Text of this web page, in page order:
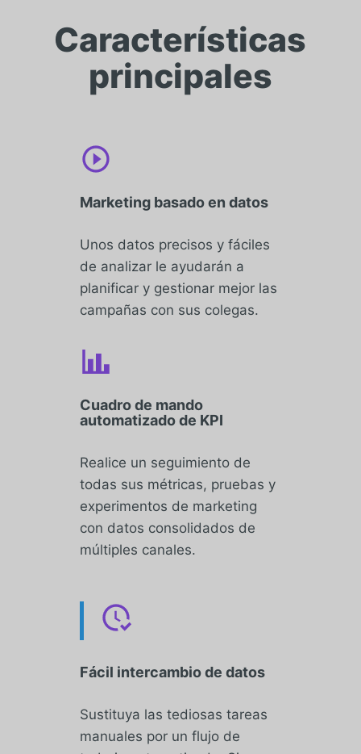
Características
principales
Marketing basado en datos
Unos datos precisos y fáciles
de analizar le ayudarán a
planificar y gestionar mejor las
campañas con sus colegas.
Cuadro de mando
automatizado de KPI
Realice un seguimiento de
todas sus métricas, pruebas y
experimentos de marketing
con datos consolidados de
múltiples canales.
Fácil intercambio de datos
Sustituya las tediosas tareas
manuales por un flujo de